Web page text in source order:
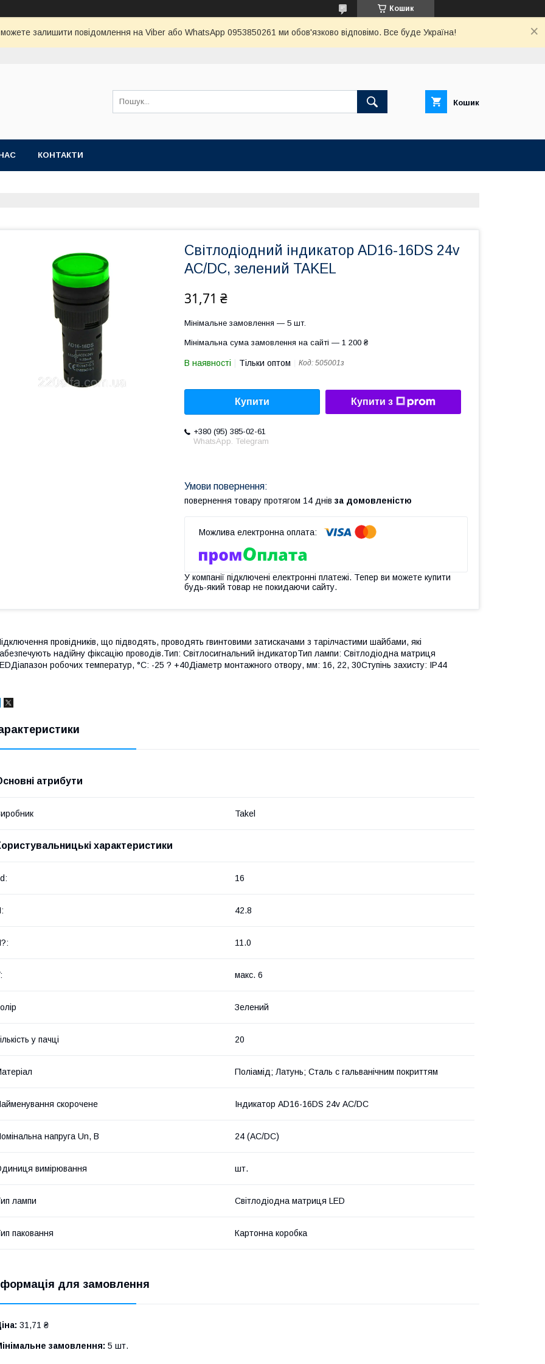
Кошик
залишити повідомлення на Viber або WhatsApp 0953850261 ми обов'язково відповімо. Все буде Україна!
Кошик
КОНТАКТИ
Світлодіодний індикатор AD16-16DS 24v
АC/DC, зелений TAKEL
31,71 ₴
Мінімальне замовлення — 5 шт.
Мінімальна сума замовлення на сайті — 1 200 ₴
В наявності Тільки оптом Код: 505001з
Купити Купити з
+380 (95) 385-02-61
WhatsApp. Telegram
повернення товару протягом 14 днів за домовленістю
У компанії підключені електронні платежі. Тепер ви можете купити
будь-який товар не покидаючи сайту.
провідників, що підводять, проводять гвинтовими затискачами з тарілчастими шайбами, які
надійну фіксацію проводів.Тип: Світлосигнальний індикаторТип лампи: Світлодіодна матриця
робочих температур, °C: -25 ? +40Діаметр монтажного отвору, мм: 16, 22, 30Ступінь захисту: IP44
атрибути
Takel
характеристики
16
42.8
11.0
макс. 6
Зелений
у пачці 20
Поліамід; Латунь; Сталь с гальванічним покриттям
скорочене Індикатор AD16-16DS 24v АC/DC
напруга Un, В 24 (AC/DC)
вимірювання шт.
лампи Світлодіодна матриця LED
паковання Картонна коробка
для замовлення
31,71 ₴
замовлення: 5 шт.